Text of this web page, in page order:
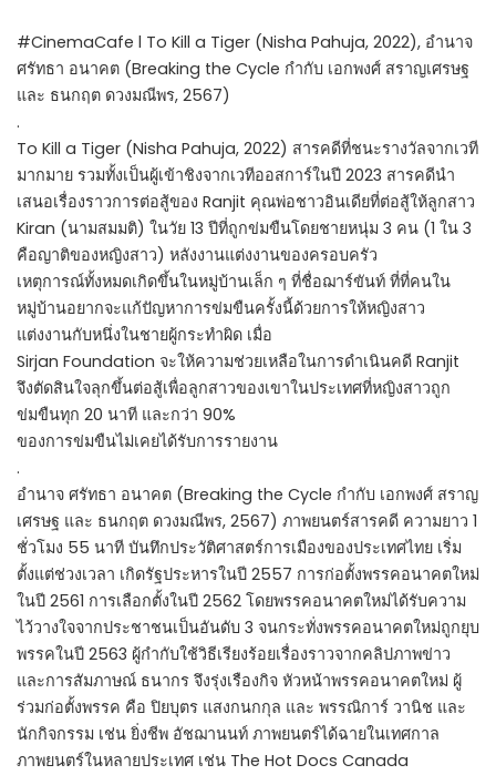
#CinemaCafe l To Kill a Tiger (Nisha Pahuja, 2022), อำนาจ
ศรัทธา อนาคต (Breaking the Cycle กำกับ เอกพงศ์ สราญเศรษฐ
และ ธนกฤต ดวงมณีพร, 2567)
.
To Kill a Tiger (Nisha Pahuja, 2022) สารคดีที่ชนะรางวัลจากเวที
มากมาย รวมทั้งเป็นผู้เข้าชิงจากเวทีออสการ์ในปี 2023 สารคดีนำ
เสนอเรื่องราวการต่อสู้ของ Ranjit คุณพ่อชาวอินเดียที่ต่อสู้ให้ลูกสาว
Kiran (นามสมมติ) ในวัย 13 ปีที่ถูกข่มขืนโดยชายหนุ่ม 3 คน (1 ใน 3
คือญาติของหญิงสาว) หลังงานแต่งงานของครอบครัว
เหตุการณ์ทั้งหมดเกิดขึ้นในหมู่บ้านเล็ก ๆ ที่ชื่อฌาร์ขันท์ ที่ที่คนใน
หมู่บ้านอยากจะแก้ปัญหาการข่มขืนครั้งนี้ด้วยการให้หญิงสาว
แต่งงานกับหนึ่งในชายผู้กระทำผิด เมื่อ
Sirjan Foundation จะให้ความช่วยเหลือในการดำเนินคดี Ranjit
จึงตัดสินใจลุกขึ้นต่อสู้เพื่อลูกสาวของเขาในประเทศที่หญิงสาวถูก
ข่มขืนทุก 20 นาที และกว่า 90%
ของการข่มขืนไม่เคยได้รับการรายงาน
.
อำนาจ ศรัทธา อนาคต (Breaking the Cycle กำกับ เอกพงศ์ สราญ
เศรษฐ และ ธนกฤต ดวงมณีพร, 2567) ภาพยนตร์สารคดี ความยาว 1
ชั่วโมง 55 นาที บันทึกประวัติศาสตร์การเมืองของประเทศไทย เริ่ม
ตั้งแต่ช่วงเวลา เกิดรัฐประหารในปี 2557 การก่อตั้งพรรคอนาคตใหม่
ในปี 2561 การเลือกตั้งในปี 2562 โดยพรรคอนาคตใหม่ได้รับความ
ไว้วางใจจากประชาชนเป็นอันดับ 3 จนกระทั่งพรรคอนาคตใหม่ถูกยุบ
พรรคในปี 2563 ผู้กำกับใช้วิธีเรียงร้อยเรื่องราวจากคลิปภาพข่าว
และการสัมภาษณ์ ธนากร จึงรุ่งเรืองกิจ หัวหน้าพรรคอนาคตใหม่ ผู้
ร่วมก่อตั้งพรรค คือ ปิยบุตร แสงกนกกุล และ พรรณิการ์ วานิช และ
นักกิจกรรม เช่น ยิ่งชีพ อัชฌานนท์ ภาพยนตร์ได้ฉายในเทศกาล
ภาพยนตร์ในหลายประเทศ เช่น The Hot Docs Canada